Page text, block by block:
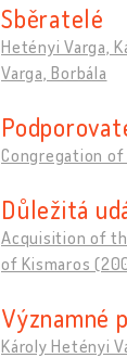
Sběratelé
Hetényi Varga,
Varga, Borbála
Congregation
Důležitá
Acquisition of
of Kismaros
Významné
Károly Hetényi